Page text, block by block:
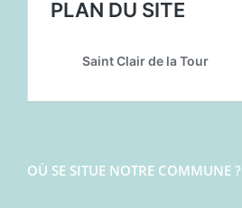
OÙ SE SITUE NOTRE COMMUNE ?